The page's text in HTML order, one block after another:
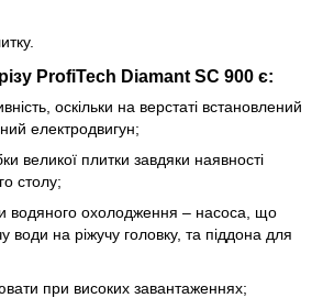
ProfiTech Diamant SC 900 є:
оскільки на верстаті встановлений
електродвигун;
великої плитки завдяки наявності
столу;
водяного охолодження – насоса, що
води на ріжучу головку, та піддона для
при високих завантаженнях;